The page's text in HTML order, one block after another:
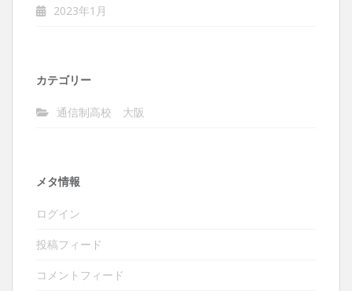
2023年1月
カテゴリー
通信制高校 大阪
メタ情報
ログイン
投稿フィード
コメントフィード